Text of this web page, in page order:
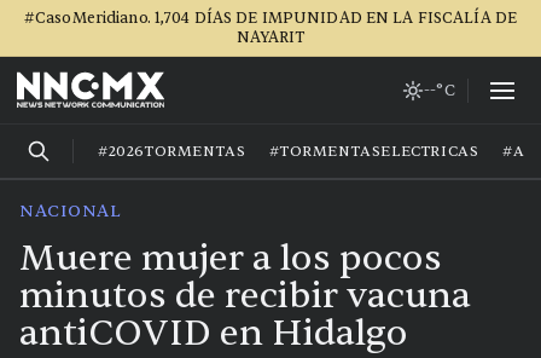
#CasoMeridiano. 1,704 DÍAS DE IMPUNIDAD EN LA FISCALÍA DE
NAYARIT
--°C
#2026TORMENTAS #TORMENTASELECTRICAS
NACIONAL
Muere mujer a los pocos
minutos de recibir vacuna
antiCOVID en Hidalgo